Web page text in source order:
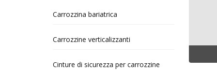
Carrozzina bariatrica
Carrozzine verticalizzanti
Cinture di sicurezza per carrozzine